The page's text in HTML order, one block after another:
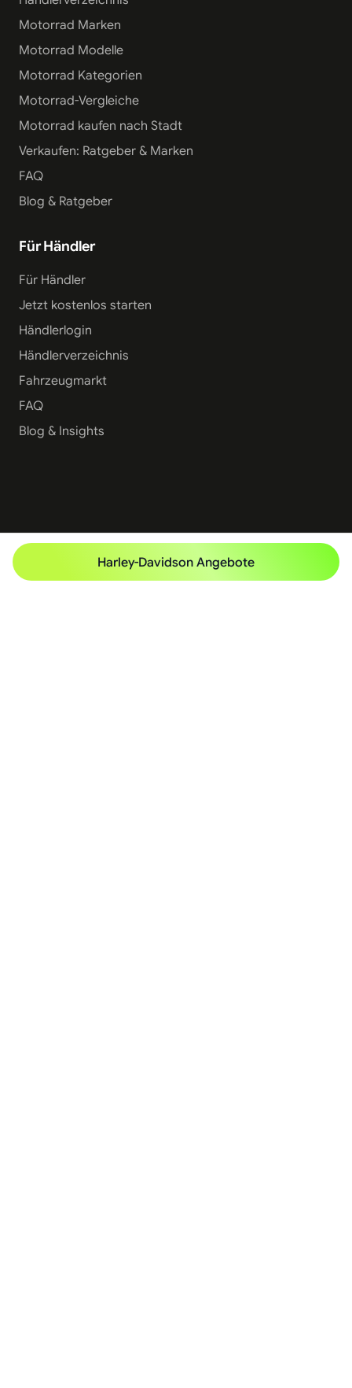
Harley-Davidson Angebote
Motorrad Marken
Motorrad Modelle
Motorrad Kategorien
Motorrad-Vergleiche
Motorrad kaufen nach Stadt
Verkaufen: Ratgeber & Marken
FAQ
Blog & Ratgeber
Für Händler
Für Händler
Jetzt kostenlos starten
Händlerlogin
Händlerverzeichnis
Fahrzeugmarkt
FAQ
Blog & Insights